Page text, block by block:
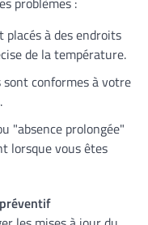
placés à des endroits
de la température.
conformes à votre
"absence prolongée"
lorsque vous êtes